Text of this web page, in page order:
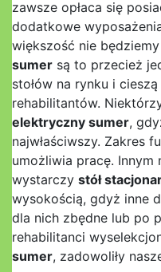
zawsze opłaca się
dodatkowe
większość nie
sumer są to przecież
stołów na rynku i
rehabilitantów.
elektryczny sumer,
najwłaściwszy. Zakres
umożliwia pracę. Innym
wystarczy stół
wysokością, gdyż inne
dla nich zbędne lub po
rehabilitanci
sumer, zadowoliły